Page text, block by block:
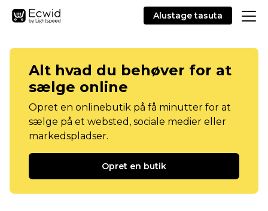
Alustage tasuta
Alt hvad du behøver for at
sælge online
Opret en onlinebutik på få minutter for at
sælge på et websted, sociale medier eller
markedspladser.
Opret en butik